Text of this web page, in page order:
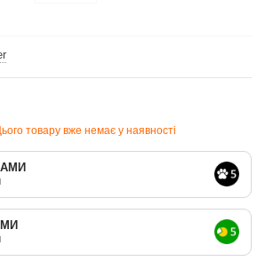
товару вже немає у наявності